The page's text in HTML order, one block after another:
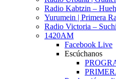
Radio Kabtzin –
Yurumein | Primera
Radio Victoria –
1420AM
Facebook Live
Escúchanos